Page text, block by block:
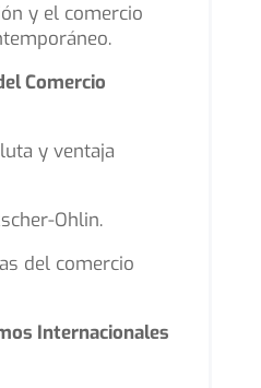
y el comercio
Comercio
y ventaja
Ohlin.
del comercio
Internacionales